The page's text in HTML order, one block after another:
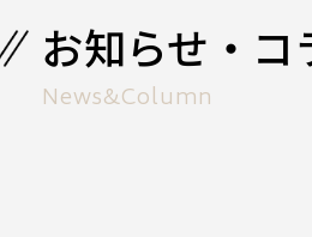
お知らせ・コ
News&Column